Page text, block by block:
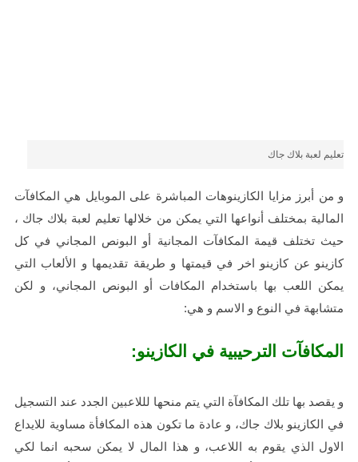
تعليم لعبة بلاك جاك
و من أبرز مزايا الكازينوهات المباشرة على الموبايل هي المكافآت
المالية بمختلف أنواعها التي يمكن من خلالها تعليم لعبة بلاك جاك ،
حيث تختلف قيمة المكافآت المجانية أو البونص المجاني في كل
كازينو عن كازينو اخر في قيمتها و طريقة تقديمها و الألعاب التي
يمكن اللعب بها باستخدام المكافات أو البونص المجاني، و لكن
متشابهة في النوع و الاسم و هي:
المكافآت الترحيبية في الكازينو:
و يقصد بها تلك المكافآة التي يتم منحها لللاعبين الجدد عند التسجيل
في الكازينو بلاك جاك، و عادة ما تكون هذه المكافأة مساوية للايداع
الاول الذي يقوم به اللاعب، و هذا المال لا يمكن سحبه انما لكي